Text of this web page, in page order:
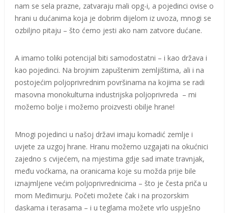
nam se sela prazne, zatvaraju mali opg-i, a pojedinci ovise o
hrani u dućanima koja je dobrim dijelom iz uvoza, mnogi se
ozbiljno pitaju – što ćemo jesti ako nam zatvore dućane.
A imamo toliki potencijal biti samodostatni – i kao država i
kao pojedinci. Na brojnim zapuštenim zemljištima, ali i na
postojećim poljoprivrednim površinama na kojima se radi
masovna monokulturna industrijska poljoprivreda – mi
možemo bolje i možemo proizvesti obilje hrane!
Mnogi pojedinci u našoj državi imaju komadić zemlje i
uvjete za uzgoj hrane. Hranu možemo uzgajati na okućnici
zajedno s cvijećem, na mjestima gdje sad imate travnjak,
među voćkama, na oranicama koje su možda prije bile
iznajmljene većim poljoprivrednicima – što je česta priča u
mom Međimurju. Početi možete čak i na prozorskim
daskama i terasama – i u teglama možete vrlo uspješno